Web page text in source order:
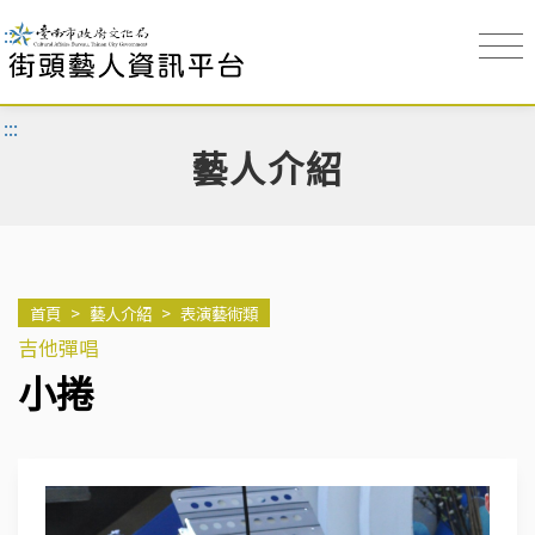
:::
:::
藝人介紹
首頁 > 藝人介紹 > 表演藝術類
吉他彈唱
小捲